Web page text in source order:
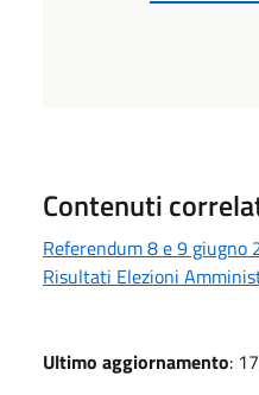
Contenuti
Referendum 8 e 9
Risultati Elezioni
Ultimo aggiornamento: